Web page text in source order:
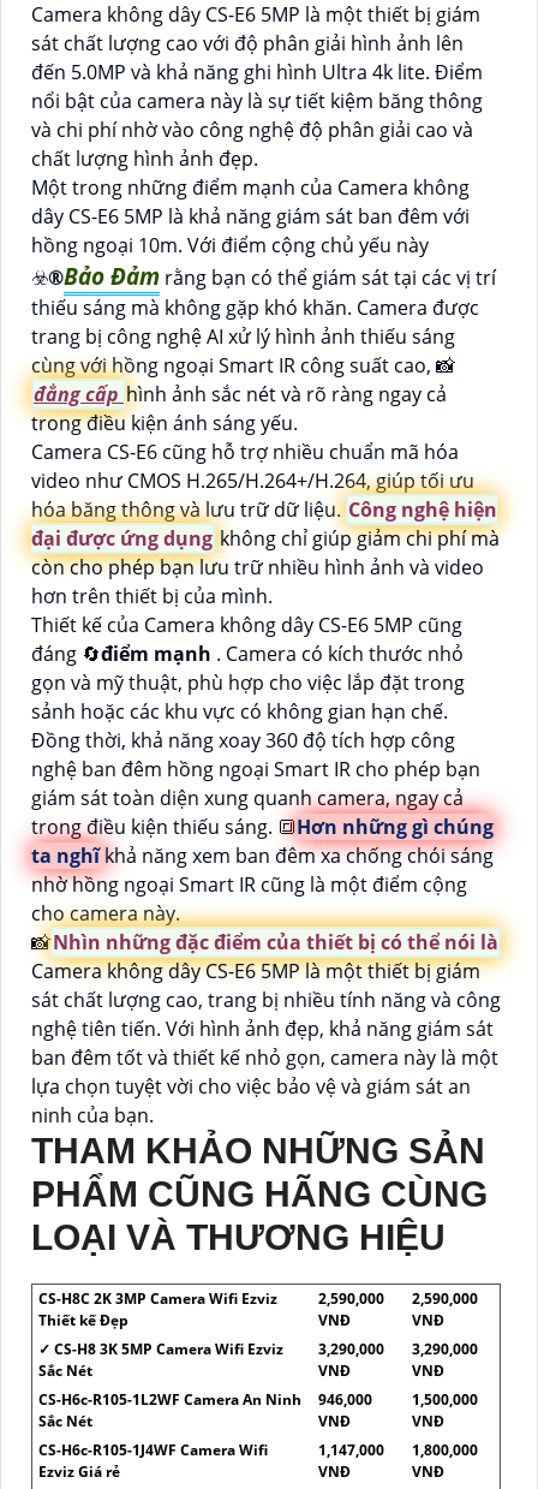
Camera không dây CS-E6 5MP là một thiết bị giám
sát chất lượng cao với độ phân giải hình ảnh lên
đến 5.0MP và khả năng ghi hình Ultra 4k lite. Điểm
nổi bật của camera này là sự tiết kiệm băng thông
và chi phí nhờ vào công nghệ độ phân giải cao và
chất lượng hình ảnh đẹp.
Một trong những điểm mạnh của Camera không
dây CS-E6 5MP là khả năng giám sát ban đêm với
hồng ngoại 10m. Với điểm cộng chủ yếu này
☣️®️Bảo Đảm rằng bạn có thể giám sát tại các vị trí
thiếu sáng mà không gặp khó khăn. Camera được
trang bị công nghệ AI xử lý hình ảnh thiếu sáng
cùng với hồng ngoại Smart IR công suất cao, 📸
đẳng cấp hình ảnh sắc nét và rõ ràng ngay cả
trong điều kiện ánh sáng yếu.
Camera CS-E6 cũng hỗ trợ nhiều chuẩn mã hóa
video như CMOS H.265/H.264+/H.264, giúp tối ưu
hóa băng thông và lưu trữ dữ liệu. Công nghệ hiện
đại được ứng dụng không chỉ giúp giảm chi phí mà
còn cho phép bạn lưu trữ nhiều hình ảnh và video
hơn trên thiết bị của mình.
Thiết kế của Camera không dây CS-E6 5MP cũng
đáng 🔄điểm mạnh . Camera có kích thước nhỏ
gọn và mỹ thuật, phù hợp cho việc lắp đặt trong
sảnh hoặc các khu vực có không gian hạn chế.
Đồng thời, khả năng xoay 360 độ tích hợp công
nghệ ban đêm hồng ngoại Smart IR cho phép bạn
giám sát toàn diện xung quanh camera, ngay cả
trong điều kiện thiếu sáng. 🔳Hơn những gì chúng
ta nghĩkhả năng xem ban đêm xa chống chói sáng
nhờ hồng ngoại Smart IR cũng là một điểm cộng
cho camera này.
📸Nhìn những đặc điểm của thiết bị có thể nói là
Camera không dây CS-E6 5MP là một thiết bị giám
sát chất lượng cao, trang bị nhiều tính năng và công
nghệ tiên tiến. Với hình ảnh đẹp, khả năng giám sát
ban đêm tốt và thiết kế nhỏ gọn, camera này là một
lựa chọn tuyệt vời cho việc bảo vệ và giám sát an
ninh của bạn.
THAM KHẢO NHỮNG SẢN
PHẨM CŨNG HÃNG CÙNG
LOẠI VÀ THƯƠNG HIỆU
CS-H8C 2K 3MP Camera Wifi Ezviz
Thiết kế Đẹp
2,590,000
VNĐ
2,590,000
VNĐ
✓ CS-H8 3K 5MP Camera Wifi Ezviz
Sắc Nét
3,290,000
VNĐ
3,290,000
VNĐ
CS-H6c-R105-1L2WF Camera An Ninh
Sắc Nét
946,000
VNĐ
1,500,000
VNĐ
CS-H6c-R105-1J4WF Camera Wifi
Ezviz Giá rẻ
1,147,000
VNĐ
1,800,000
VNĐ